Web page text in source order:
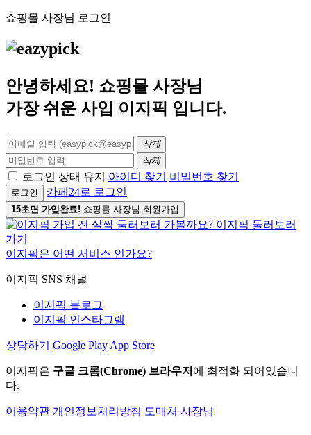
쇼핑몰 사장님 로그인
안녕하세요! 쇼핑몰 사장님
가장 쉬운 사입 이지픽 입니다.
삭제
삭제
로그인 상태 유지 아이디 찾기 비밀번호 찾기
로그인 카페24로 로그인
15초면 가입완료! 쇼핑몰 사장님 회원가입
이지픽은 어떤 서비스 인가요?
이지픽 SNS 채널
이지픽 블로그
이지픽 인스타그램
상담하기 Google Play App Store
이지픽은 구글 크롬(Chrome) 브라우저 에 최적화 되어있습니
다.
이용약관 개인정보처리방침 도매처 사장님